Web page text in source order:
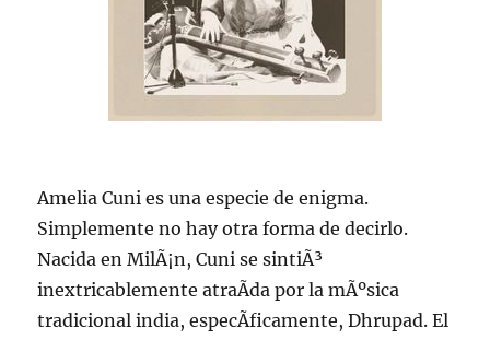
Amelia Cuni es una especie de enigma.
Simplemente no hay otra forma de decirlo.
Nacida en MilÃ¡n, Cuni se sintiÃ³
inextricablemente atraÃ­da por la mÃºsica
tradicional india, especÃ­ficamente, Dhrupad. El